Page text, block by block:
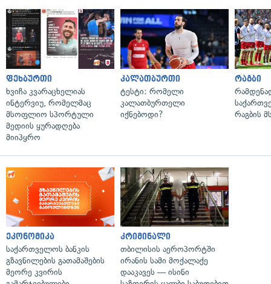
ფეხბურთი
ხვიჩა კვარაცხელიას
ინტერვიუ, რომელმაც
მსოფლიო სპორტული
მედიის ყურადღება
მიიპყრო
კალათბურთი
ტესტი: რომელი
კალათბურთელი
იქნებოდი?
რაგბი
რაგბის
ეკონომიკა
საქართველოს ბანკის
გზავნილების გათამაშების
მეორე კვირის
კრიმინალი
თბილისის აეროპორტში
ირანის სამი მოქალაქე
დააკავეს — ისინი